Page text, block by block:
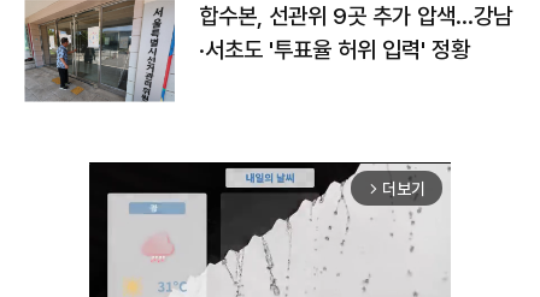
합수본, 선관위 9곳 추가 압색…강남
·서초도 '투표율 허위 입력' 정황
arrow_forward_ios 더보기